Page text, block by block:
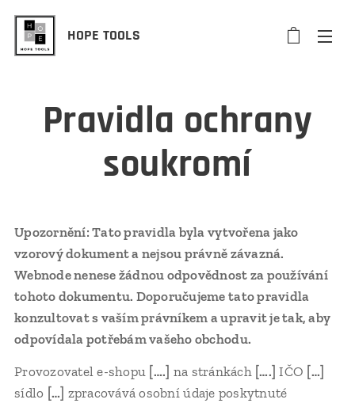
HOPE TOOLS
Pravidla ochrany
soukromí
Upozornění: Tato pravidla byla vytvořena jako
vzorový dokument a nejsou právně závazná.
Webnode nenese žádnou odpovědnost za používání
tohoto dokumentu. Doporučujeme tato pravidla
konzultovat s vaším právníkem a upravit je tak, aby
odpovídala potřebám vašeho obchodu.
Provozovatel e-shopu [….] na stránkách [….] IČO […]
sídlo […] zpracovává osobní údaje poskytnuté